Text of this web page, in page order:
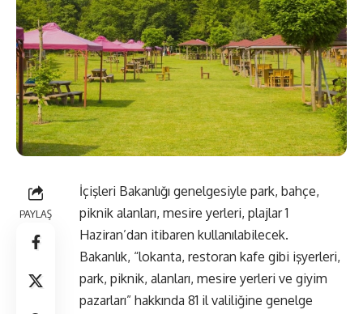
PAYLAŞ
İçişleri Bakanlığı genelgesiyle park, bahçe,
piknik alanları, mesire yerleri, plajlar 1
Haziran’dan itibaren kullanılabilecek.
Bakanlık, “lokanta, restoran kafe gibi işyerleri,
park, piknik, alanları, mesire yerleri ve giyim
pazarları” hakkında 81 il valiliğine genelge